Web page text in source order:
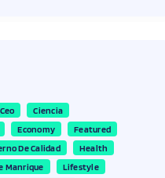
Ceo
Ciencia
Economy
Featured
De Calidad
Health
Manrique
Lifestyle